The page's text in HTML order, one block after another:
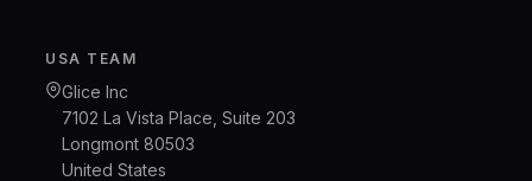
USA TEAM
Glice Inc
7102 La Vista Place, Suite 203
Longmont 80503
United States